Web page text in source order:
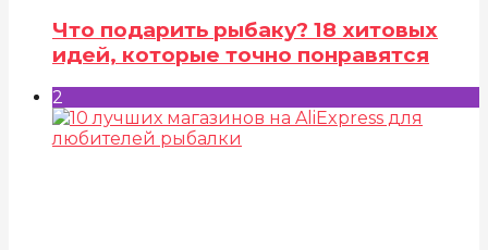
Что подарить рыбаку? 18 хитовых
идей, которые точно понравятся
2